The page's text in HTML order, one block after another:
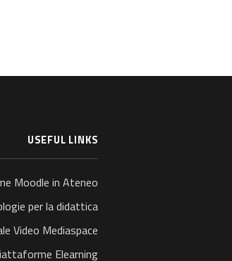
USEFUL LINKS
Moodle in Ateneo
per la didattica
Video Mediaspace
Elearning